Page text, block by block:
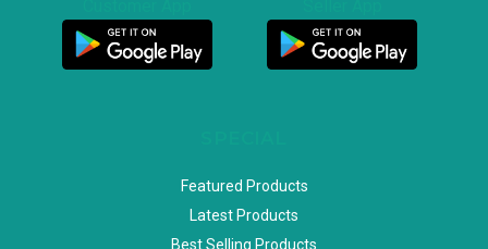
Featured Products
Latest Products
Best Selling Products